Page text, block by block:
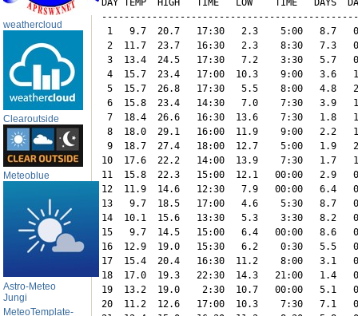
weathercloud
Clearoutside
Meteoblue
Astro-Meteo
Jungi
MeteoTemplate-
DAY TEMP  HIGH   TIME   LOW    TIME   DAYS
1   9.7  20.7   17:30   2.3    5:00   8.7
2  11.7  23.7   16:30   2.3    8:30   7.3
3  13.4  24.5   17:30   7.2    3:30   5.7
4  15.7  23.4   17:00  10.3    9:00   3.6
5  15.7  26.8   17:30   5.5    8:00   4.8
6  15.8  23.4   14:30   7.0    7:30   3.9
7  18.4  26.6   16:30  13.6    7:30   1.8
8  18.0  29.1   16:00  11.9    9:00   2.2
9  18.7  27.4   18:00  12.7    5:00   1.9
10  17.6  22.2   14:00  13.9    7:30   1.7
11  15.8  22.3   15:00  12.1   00:00   2.9
12  11.9  14.6   12:30   7.9   00:00   6.4
13   9.7  18.5   17:00   4.6    5:30   8.7
14  10.1  15.6   13:30   5.3    3:30   8.2
15   9.7  14.5   15:00   6.4   00:00   8.6
16  12.9  19.0   15:30   6.2    0:30   5.5
17  15.4  20.4   16:30  11.2    8:00   3.1
18  17.0  19.3   22:30  14.3   21:00   1.4
19  13.2  19.0    2:30  10.7   00:00   5.1
20  11.2  12.6   17:00  10.3    7:30   7.1